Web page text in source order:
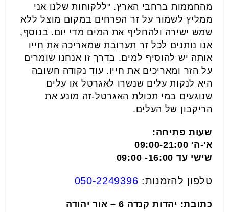
מהחממות ברחבי הארץ. "ללקוחות שלנו אני
ממליץ לשמור על זר הפרחים במקום מוצל ללא
שמש ישירה ולהחליף את המים מדי יום. בנוסף,
אנו נותנים לכל זר תערובת שמאריכה את חייו
אותה יש להוסיף למים. בדרך זו אנחנו שומרים
על הזר ומאריכים את חייו. עוד נקודה חשובה
היא לנקות עלים שנשרו לאגרטל או עלים
שנוגעים במי תכולת האגרטל-זה מונע את
הריקבון של העלים.
שעות פתיחה:
א'-ה' 09:00-21:00
שישי עד 16:00- 09:00
טלפון להזמנות: 050-2249396
כתובת: יהדות קנדה 6 – אור יהודה